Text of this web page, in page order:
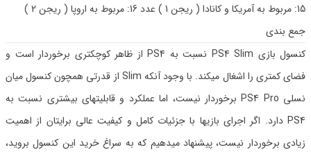
15: مربوط به آمریکا و کانادا ( ریجن 1 ) عدد 16: مربوط به اروپا ( ریجن 2 )
جمع بندی
کنسول بازی PS4 Slim نسبت به PS4 از ظاهر کوچکتری برخوردار است و
فضای کمتری را اشغال میکند. با وجود آنکه Slim از قدرتی همچون کنسول میان
نسلی PS4 Pro برخوردار نیست، اما عملکرد و قابلیتهای بیشتری نسبت به
PS4 دارد. اگر اجرای بازیها با جزئیات کامل و کیفیت عالی برایتان از اهمیت
زیادی برخوردار نیست، پیشنهاد میدهیم که به سراغ خرید این کنسول بروید،